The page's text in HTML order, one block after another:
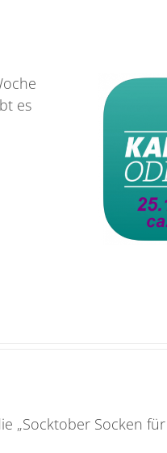
es
„Socktober Socken für